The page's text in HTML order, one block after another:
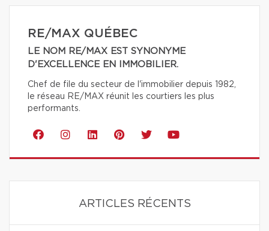
RE/MAX QUÉBEC
LE NOM RE/MAX EST SYNONYME
D'EXCELLENCE EN IMMOBILIER.
Chef de file du secteur de l'immobilier depuis 1982,
le réseau RE/MAX réunit les courtiers les plus
performants.
ARTICLES RÉCENTS